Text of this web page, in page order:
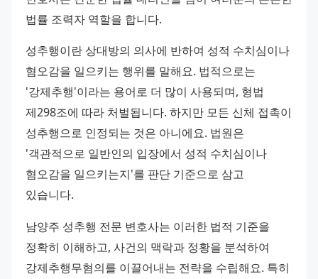
법률 조력자 역할을 합니다.
성추행이란 상대방의 의사에 반하여 성적 수치심이나
혐오감을 일으키는 행위를 말해요. 법적으로는
'강제추행'이라는 용어로 더 많이 사용되며, 형법
제298조에 따라 처벌됩니다. 하지만 모든 신체 접촉이
성추행으로 인정되는 것은 아니에요. 법원은
'객관적으로 일반인의 입장에서 성적 수치심이나
혐오감을 일으키는지'를 판단 기준으로 삼고
있습니다.
남양주 성추행 전문 변호사는 이러한 법적 기준을
정확히 이해하고, 사건의 맥락과 정황을 분석하여
강제추행무혐의를 이끌어내는 전략을 수립해요. 특히